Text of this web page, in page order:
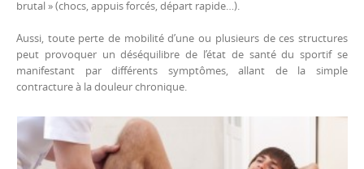
brutal » (chocs, appuis forcés, départ rapide…).
Aussi, toute perte de mobilité d’une ou plusieurs de ces structures
peut provoquer un déséquilibre de l’état de santé du sportif se
manifestant par différents symptômes, allant de la simple
contracture à la douleur chronique.